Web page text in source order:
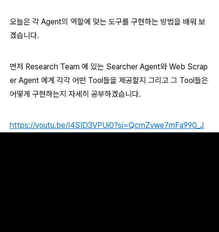
오늘은 각 Agent의 역할에 맞는 도구를 구현하는 방법을 배워 보
겠습니다.
먼저 Research Team 에 있는 Searcher Agent와 Web Scrap
er Agent 에게 각각 어떤 Tool들을 제공할지 그리고 그 Tool들은
어떻게 구현하는지 자세히 공부하겠습니다.
https://youtu.be/I4SID3VPUi0?si=QcmZvwe7mFa990_J